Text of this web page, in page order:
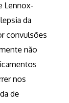
Lennox-
da
convulsões
não
nos
de